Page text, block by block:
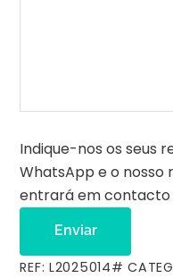
e
i
Indique-nos os seus
WhatsApp e o
entrará em contacto
Enviar
REF:L2025014#